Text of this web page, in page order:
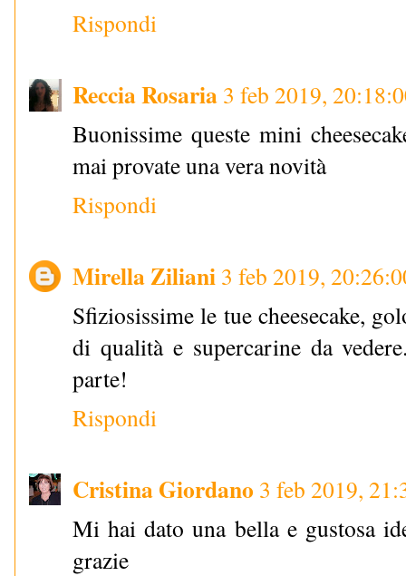
Rispondi
Reccia Rosaria 3 feb 2019,
Buonissime queste mini
mai provate una vera novità
Rispondi
Mirella Ziliani 3 feb 2019,
Sfiziosissime le tue cheesecake,
di qualità e supercarine da
parte!
Rispondi
Cristina Giordano 3 feb 2019,
Mi hai dato una bella e gustosa
grazie